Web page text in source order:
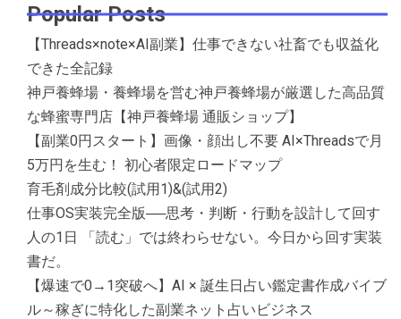
Popular Posts
【Threads×note×AI副業】仕事できない社畜でも収益化
できた全記録
神戸養蜂場・養蜂場を営む神戸養蜂場が厳選した高品質
な蜂蜜専門店【神戸養蜂場 通販ショップ】
【副業0円スタート】画像・顔出し不要 AI×Threadsで月
5万円を生む！ 初心者限定ロードマップ
育毛剤成分比較(試用1)&(試用2)
仕事OS実装完全版──思考・判断・行動を設計して回す
人の1日 「読む」では終わらせない。今日から回す実装
書だ。
【爆速で0→1突破へ】AI × 誕生日占い鑑定書作成バイブ
ル～稼ぎに特化した副業ネット占いビジネス